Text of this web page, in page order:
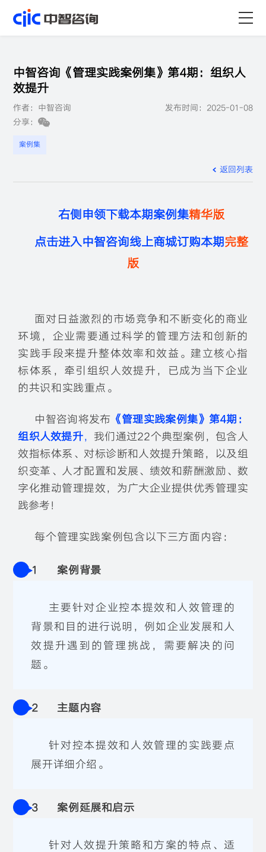
服务
行业
资源
中智咨询《管理实践案例集》第4期：组织人
效提升
作者：中智咨询
发布时间：2025-01-08
分享：
案例集
返回列表
右侧申领下载本期案例集精华版
点击进入中智咨询线上商城订购本期完整
版
面对日益激烈的市场竞争和不断变化的商业
环境，企业需要通过科学的管理方法和创新的
实践手段来提升整体效率和效益。建立核心指
标体系，牵引组织人效提升，已成为当下企业
的共识和实践重点。
中智咨询将发布 《管理实践案例集》第4期：
组织人效提升， 我们通过22个典型案例，包含人
效指标体系、对标诊断和人效提升策略，以及组
织变革、人才配置和发展、绩效和薪酬激励、数
字化推动管理提效，为广大企业提供优秀管理实
践参考！
每个管理实践案例包含以下三方面内容：
1 案例背景
主要针对企业控本提效和人效管理的
背景和目的进行说明，例如企业发展和人
效提升遇到的管理挑战，需要解决的问
题。
2 主题内容
针对控本提效和人效管理的实践要点
展开详细介绍。
3 案例延展和启示
针对人效提升策略和方案的特点、适